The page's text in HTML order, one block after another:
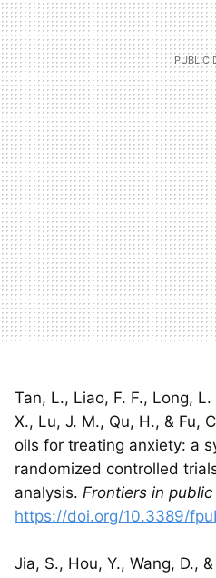
Tan, L., Liao, F. F., Long,
X., Lu, J. M., Qu, H., & Fu,
oils for treating anxiety: a
randomized controlled
analysis. Frontiers in
https://doi.org/10.3389/
Jia, S., Hou, Y., Wang, D.,